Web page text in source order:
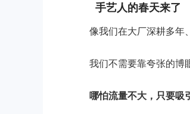
手艺人的春天来了
像我们在大厂深耕多年
我们不需要靠夸张的博
哪怕流量不大，只要吸